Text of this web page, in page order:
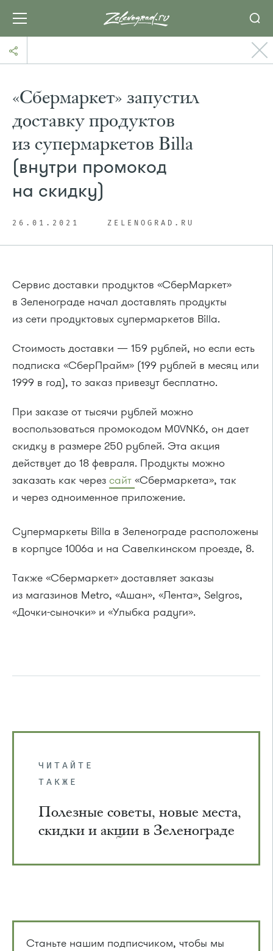
«Сбермаркет» запустил
доставку продуктов
из супермаркетов Billa
(внутри промокод
на скидку)
26.01.2021 ZELENOGRAD.RU
Сервис доставки продуктов «СберМаркет»
в Зеленограде начал доставлять продукты
из сети продуктовых супермаркетов Billa.
Стоимость доставки — 159 рублей, но если есть
подписка «СберПрайм» (199 рублей в месяц или
1999 в год), то заказ привезут бесплатно.
При заказе от тысячи рублей можно
воспользоваться промокодом M0VNK6, он дает
скидку в размере 250 рублей. Эта акция
действует до 18 февраля. Продукты можно
заказать как через сайт «Сбермаркета», так
и через одноименное приложение.
Супермаркеты Billa в Зеленограде расположены
в корпусе 1006а и на Савелкинском проезде, 8.
Также «Сбермаркет» доставляет заказы
из магазинов Metro, «Ашан», «Лента», Selgros,
«Дочки-сыночки» и «Улыбка радуги».
ЧИТАЙТЕ
ТАКЖЕ
Полезные советы, новые места,
скидки и акции в Зеленограде
Станьте нашим подписчиком, чтобы мы